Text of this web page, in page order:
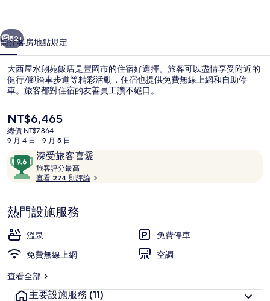
店
的
相
片
集
個 下一個
52+
簡介客房地點規定
大西屋水翔苑飯店是豐岡市的住宿好選擇。旅客可以盡情享受附近的
健行/腳踏車步道等精彩活動，住宿也提供免費無線上網和自助停
車。旅客都對住宿的友善員工讚不絕口。
目
前
的
格
是
NT$6,465
NT$6,465
總價 NT$7,864
9 月 4 日 - 9 月 5 日
評
論
深受旅客喜愛
9.6
分，
滿
10，
深
受
旅
客
喜
愛
旅客評分最高
客
查看 274 則評論
熱門設施服務
溫泉
免費停車
免費無線上網
空調
查看全部
主要設施服務 (11)